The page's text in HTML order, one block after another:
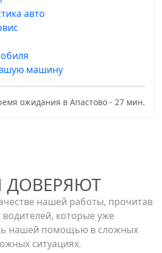
авто
машину
ожидания в Апастово - 27 мин.
ДОВЕРЯЮТ
нашей работы, прочитав
водителей, которые уже
нашей помощью в сложных
ситуациях.